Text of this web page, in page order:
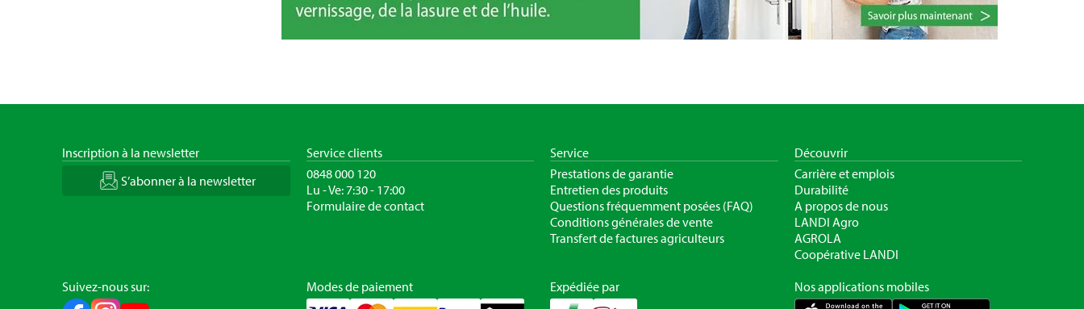
Inscription à la newsletter
S’abonner à la newsletter
Service clients
0848 000 120
Lu - Ve: 7:30 - 17:00
Formulaire de contact
Service
Prestations de garantie
Entretien des produits
Questions fréquemment posées (FAQ)
Conditions générales de vente
Transfert de factures agriculteurs
Découvrir
Carrière et emplois
Durabilité
A propos de nous
LANDI Agro
AGROLA
Coopérative LANDI
Suivez-nous sur:
Modes de paiement Expédiée par Nos applications mobiles